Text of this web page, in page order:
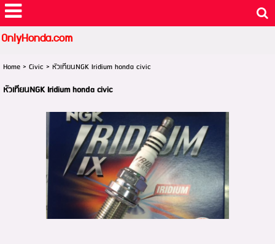
OnlyHonda.com
Home> Civic > หัวเทียนNGK Iridium honda civic
หัวเทียนNGK Iridium honda civic